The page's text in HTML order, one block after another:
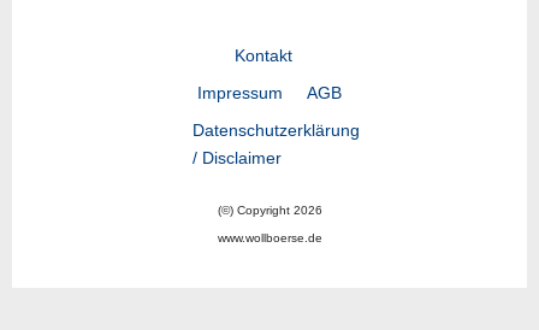
Kontakt
Impressum
AGB
Datenschutzerklärung
/ Disclaimer
(©) Copyright 2026
www.wollboerse.de